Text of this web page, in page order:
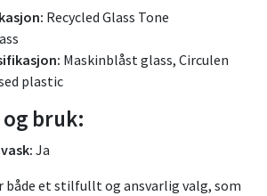
Recycled Glass Tone
Maskinblåst glass, Circulen
plastic
bruk:
Ja
både et stilfullt og ansvarlig valg, som